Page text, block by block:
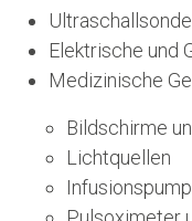
Elektrische und
Medizinische
Bildschirme
Lichtquellen